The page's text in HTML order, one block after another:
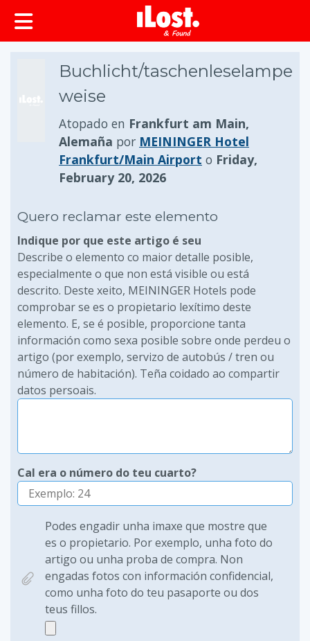
Buchlicht/taschenleselampe
weise
Atopado en Frankfurt am Main,
Alemaña por MEININGER Hotel
Frankfurt/Main Airport o Friday,
February 20, 2026
Quero reclamar este elemento
Indique por que este artigo é seu
Describe o elemento co maior detalle posible,
especialmente o que non está visible ou está
descrito. Deste xeito, MEININGER Hotels pode
comprobar se es o propietario lexítimo deste
elemento. E, se é posible, proporcione tanta
información como sexa posible sobre onde perdeu o
artigo (por exemplo, servizo de autobús / tren ou
número de habitación). Teña coidado ao compartir
datos persoais.
Cal era o número do teu cuarto?
Podes engadir unha imaxe que mostre que
es o propietario. Por exemplo, unha foto do
artigo ou unha proba de compra. Non
engadas fotos con información confidencial,
como unha foto do teu pasaporte ou dos
teus fillos.